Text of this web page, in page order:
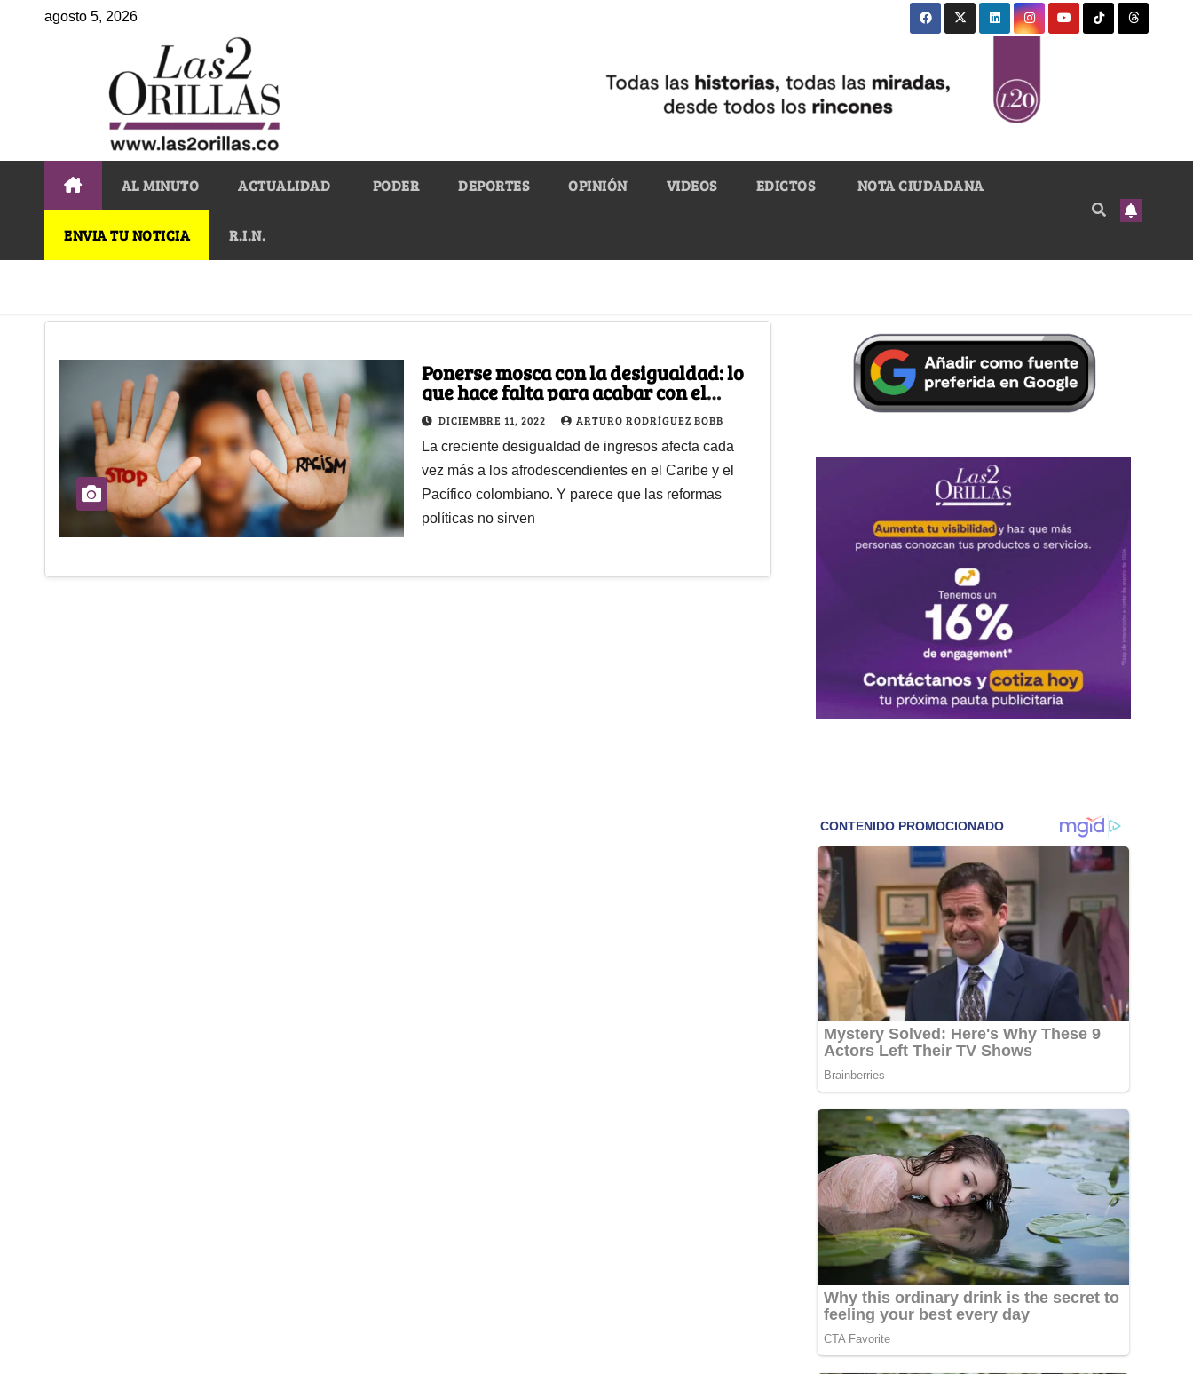
agosto 5, 2026
AL MINUTO ACTUALIDAD PODER DEPORTES OPINIÓN VIDEOS EDICTOS NOTA CIUDADANA
ENVIA TU NOTICIA R.I.N.
Ponerse mosca con la desigualdad: lo
que hace falta para acabar con el
racismo en Colombia
DICIEMBRE 11, 2022 ARTURO RODRÍGUEZ BOBB
La creciente desigualdad de ingresos afecta cada
vez más a los afrodescendientes en el Caribe y el
Pacífico colombiano. Y parece que las reformas
políticas no sirven